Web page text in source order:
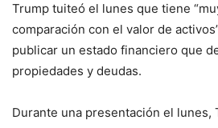
Trump tuiteó el lunes que tiene
comparación con el valor de
publicar un estado financiero que
propiedades y deudas.
Durante una presentación el lunes,